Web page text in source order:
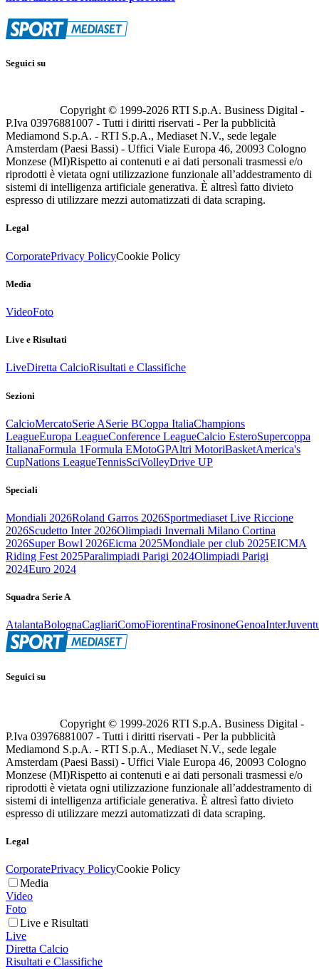
Seguici su
Copyright © 1999-2026 RTI S.p.A. Business Digital -
P.Iva 03976881007 - Tutti i diritti riservati - Per la pubblicità
Mediamond S.p.A. - RTI S.p.A., Mediaset N.V., sede legale
Amsterdam (Paesi Bassi) - Uffici Viale Europa 46, 20093 Cologno
Monzese (MI)Rispetto ai contenuti e ai dati personali trasmessi e/o
riprodotti è vietata ogni utilizzazione funzionale all’addestramento di
sistemi di intelligenza artificiale generativa. È altresì fatto divieto
espresso di utilizzare mezzi automatizzati di data scraping.
Legal
CorporatePrivacy PolicyCookie Policy
Media
VideoFoto
Live e Risultati
LiveDiretta CalcioRisultati e Classifiche
Sezioni
CalcioMercatoSerie ASerie BCoppa ItaliaChampions
LeagueEuropa LeagueConference LeagueCalcio EsteroSupercoppa
ItalianaFormula 1Formula EMotoGPAltri MotoriBasketAmerica's
CupNations LeagueTennisSciVolleyDrive UP
Speciali
Mondiali 2026Roland Garros 2026Sportmediaset Live Riccione
2026Scudetto Inter 2026Olimpiadi Invernali Milano Cortina
2026Super Bowl 2026Eicma 2025Mondiale per club 2025EICMA
Riding Fest 2025Paralimpiadi Parigi 2024Olimpiadi Parigi
2024Euro 2024
Squadra Serie A
AtalantaBolognaCagliariComoFiorentinaFrosinoneGenoaInter
Seguici su
Copyright © 1999-2026 RTI S.p.A. Business Digital -
P.Iva 03976881007 - Tutti i diritti riservati - Per la pubblicità
Mediamond S.p.A. - RTI S.p.A., Mediaset N.V., sede legale
Amsterdam (Paesi Bassi) - Uffici Viale Europa 46, 20093 Cologno
Monzese (MI)Rispetto ai contenuti e ai dati personali trasmessi e/o
riprodotti è vietata ogni utilizzazione funzionale all’addestramento di
sistemi di intelligenza artificiale generativa. È altresì fatto divieto
espresso di utilizzare mezzi automatizzati di data scraping.
Legal
CorporatePrivacy PolicyCookie Policy
Media
Video
Foto
Live e Risultati
Live
Diretta Calcio
Risultati e Classifiche